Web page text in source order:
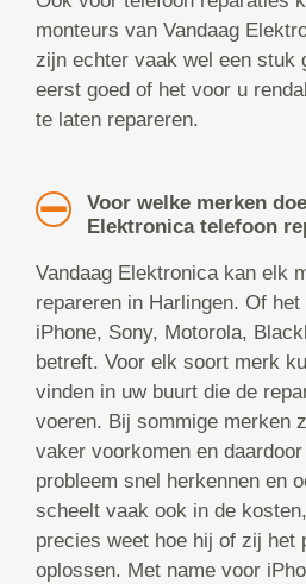
monteurs van Vandaag
zijn echter vaak wel een stuk
eerst goed of het voor u
te laten repareren.
Voor welke merken
Elektronica telefoon
Vandaag Elektronica kan elk
repareren in Harlingen. Of
iPhone, Sony, Motorola,
betreft. Voor elk soort merk
vinden in uw buurt die de
voeren. Bij sommige merken
vaker voorkomen en
probleem snel herkennen en
scheelt vaak ook in de
precies weet hoe hij of zij het
oplossen. Met name voor